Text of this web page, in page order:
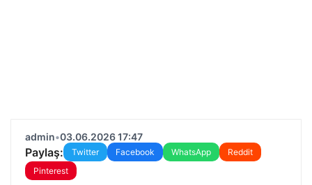
admin•03.06.2026 17:47
Paylaş: Twitter Facebook WhatsApp
Reddit
Pinterest